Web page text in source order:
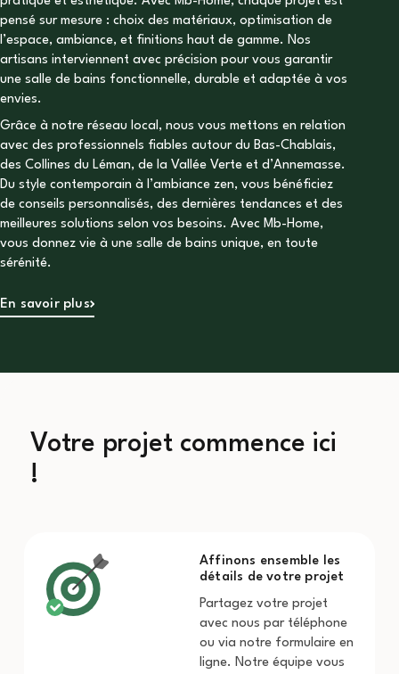
pensé sur mesure : choix des matériaux, optimisation de
l’espace, ambiance, et finitions haut de gamme. Nos
artisans interviennent avec précision pour vous garantir
une salle de bains fonctionnelle, durable et adaptée à vos
envies.
Grâce à notre réseau local, nous vous mettons en relation
avec des professionnels fiables autour du Bas-Chablais,
des Collines du Léman, de la Vallée Verte et d’Annemasse.
Du style contemporain à l’ambiance zen, vous bénéficiez
de conseils personnalisés, des dernières tendances et des
meilleures solutions selon vos besoins. Avec Mb-Home,
vous donnez vie à une salle de bains unique, en toute
sérénité.
En savoir plus
Votre projet commence ici
!
Affinons ensemble les
détails de votre projet
Partagez votre projet
avec nous par téléphone
ou via notre formulaire en
ligne. Notre équipe vous